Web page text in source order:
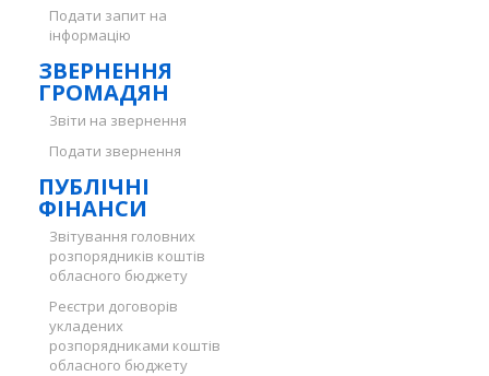
Подати запит на
інформацію
ЗВЕРНЕННЯ
ГРОМАДЯН
Звіти на звернення
Подати звернення
ПУБЛІЧНІ
ФІНАНСИ
Звітування головних
розпорядників коштів
обласного бюджету
Реєстри договорів
укладених
розпорядниками коштів
обласного бюджету